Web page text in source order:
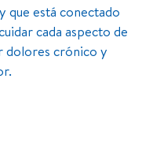
que está conectado
cada aspecto de
dolores crónico y